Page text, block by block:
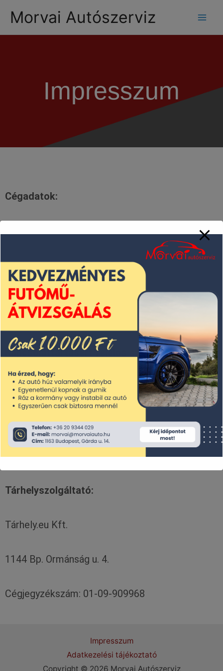
Morvai Autószerviz
Impresszum
Cégadatok:
Cégjegyzékszám: 01 09 710346
Cím: 1163 Budapest, Gárda u. 14.
Adószám: 12926530242
Kapcsolattartásért felelős személy:
Morvai József
Telefon:+36 20 9344 029
E-mail:morvai@morvaiauto.hu
Tárhelyszolgáltató:
Tárhely.eu Kft.
1144 Bp. Ormánság u. 4.
Cégjegyzékszám: 01-09-909968
Impresszum
Adatkezelési tájékoztató
Copyright © 2026 Morvai Autószerviz